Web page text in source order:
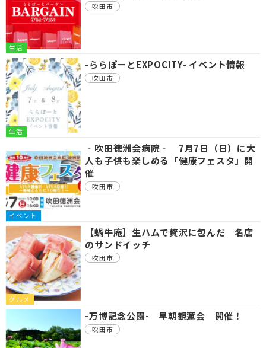
生活
吹田市
生活
-ららぽーとEXPOCITY- イベント情報
吹田市
イベント
‐吹田徳洲会病院‐ 7月7日（日）に大
人も子供も楽しめる「健康フェスタ」開
催
吹田市
グルメ
【蝸牛庵】生ハムで贅沢に包んだ 名店
のサンドイッチ
吹田市
-万博記念公園- 早朝観蓮会 開催！
吹田市